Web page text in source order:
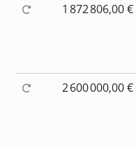
1 872 806,00 €
2 600 000,00 €